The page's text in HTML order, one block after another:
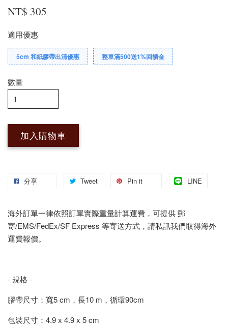
NT$ 305
適用優惠
5cm 和紙膠帶出清優惠 整單滿500送1%回饋金
數量
加入購物車
分享 Tweet Pin it LINE
海外訂單一律依照訂單實際重量計算運費，可提供 郵
寄/EMS/FedEx/SF Express 等寄送方式，請私訊我們取得海外
運費報價。
- 規格 -
膠帶尺寸：寬5 cm，長10 m，循環90cm
包裝尺寸：4.9 x 4.9 x 5 cm